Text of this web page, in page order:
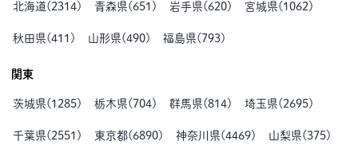
北海道( 2314) 青森県( 651 ) 岩手県( 620) 宮城県( 1062 )
秋田県(411 ) 山形県(490) 福島県( 793)
関東
茨城県( 1285) 栃木県( 704) 群馬県(814) 埼玉県( 2695)
千葉県( 2551 ) 東京都( 6890) 神奈川県(4469) 山梨県(375)